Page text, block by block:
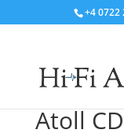
+4 0722
Atoll